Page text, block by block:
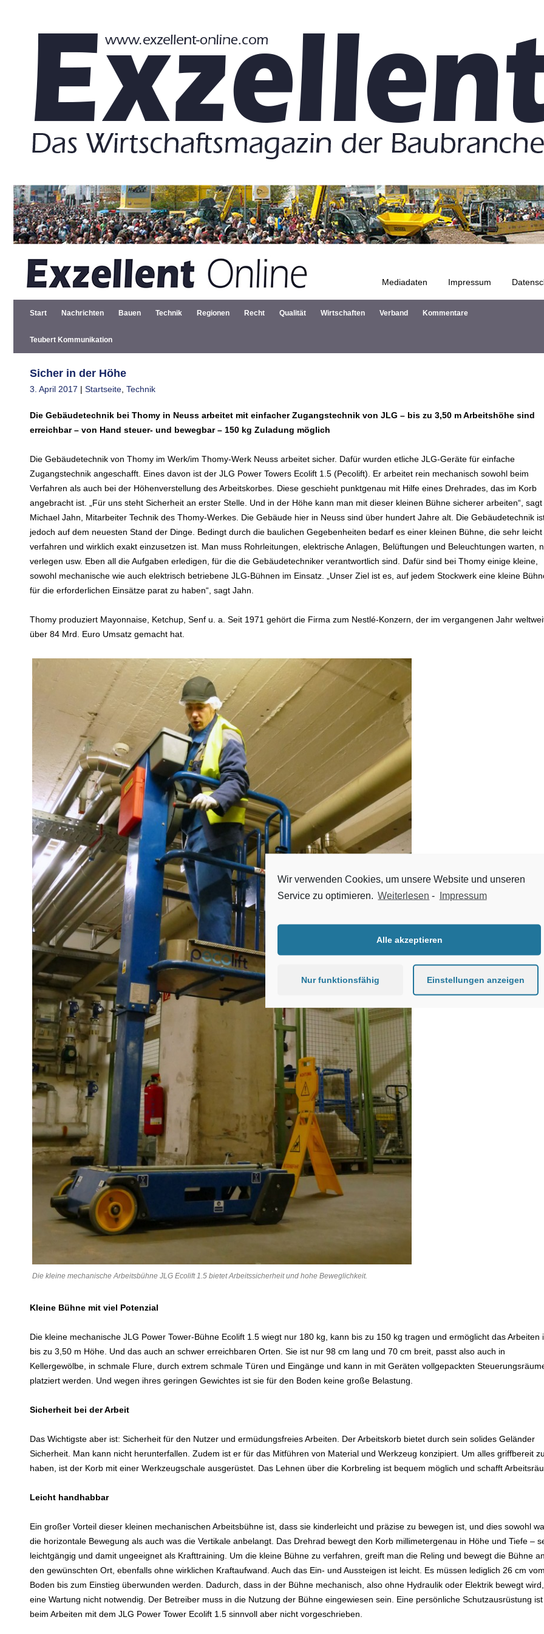
Mediadaten Impressum
Zum Inhalt springen
Start Nachrichten Bauen Technik Regionen Recht Qualität Wirtschaften Verband Kommentare
Teubert Kommunikation
Sicher in der Höhe
3. April 2017 | Startseite Technik
Die Gebäudetechnik bei Thomy in Neuss arbeitet mit einfacher Zugangstechnik von JLG – bis zu 3,50 m Arbeitshöhe sind
erreichbar – von Hand steuer- und bewegbar – 150 kg Zuladung möglich
Die Gebäudetechnik von Thomy im Werk/im Thomy-Werk Neuss arbeitet sicher. Dafür wurden etliche JLG-Geräte für einfache
Zugangstechnik angeschafft. Eines davon ist der JLG Power Towers Ecolift 1.5 (Pecolift). Er arbeitet rein mechanisch sowohl beim
Verfahren als auch bei der Höhenverstellung des Arbeitskorbes. Diese geschieht punktgenau mit Hilfe eines Drehrades, das im Korb
angebracht ist. „Für uns steht Sicherheit an erster Stelle. Und in der Höhe kann man mit dieser kleinen Bühne sicherer arbeiten“, sagt
Michael Jahn, Mitarbeiter Technik des Thomy-Werkes. Die Gebäude hier in Neuss sind über hundert Jahre alt. Die Gebäudetechnik
jedoch auf dem neuesten Stand der Dinge. Bedingt durch die baulichen Gegebenheiten bedarf es einer kleinen Bühne, die sehr leicht
verfahren und wirklich exakt einzusetzen ist. Man muss Rohrleitungen, elektrische Anlagen, Belüftungen und Beleuchtungen warten,
verlegen usw. Eben all die Aufgaben erledigen, für die die Gebäudetechniker verantwortlich sind. Dafür sind bei Thomy einige kleine,
sowohl mechanische wie auch elektrisch betriebene JLG-Bühnen im Einsatz. „Unser Ziel ist es, auf jedem Stockwerk eine kleine
für die erforderlichen Einsätze parat zu haben“, sagt Jahn.
Thomy produziert Mayonnaise, Ketchup, Senf u. a. Seit 1971 gehört die Firma zum Nestlé-Konzern, der im vergangenen Jahr
über 84 Mrd. Euro Umsatz gemacht hat.
Die kleine mechanische Arbeitsbühne JLG Ecolift 1.5 bietet Arbeitssicherheit und hohe Beweglichkeit.
Kleine Bühne mit viel Potenzial
Die kleine mechanische JLG Power Tower-Bühne Ecolift 1.5 wiegt nur 180 kg, kann bis zu 150 kg tragen und ermöglicht das Arbeiten
bis zu 3,50 m Höhe. Und das auch an schwer erreichbaren Orten. Sie ist nur 98 cm lang und 70 cm breit, passt also auch in
Kellergewölbe, in schmale Flure, durch extrem schmale Türen und Eingänge und kann in mit Geräten vollgepackten
platziert werden. Und wegen ihres geringen Gewichtes ist sie für den Boden keine große Belastung.
Sicherheit bei der Arbeit
Das Wichtigste aber ist: Sicherheit für den Nutzer und ermüdungsfreies Arbeiten. Der Arbeitskorb bietet durch sein solides Geländer
Sicherheit. Man kann nicht herunterfallen. Zudem ist er für das Mitführen von Material und Werkzeug konzipiert. Um alles griffbereit zu
haben, ist der Korb mit einer Werkzeugschale ausgerüstet. Das Lehnen über die Korbreling ist bequem möglich und schafft
Leicht handhabbar
Ein großer Vorteil dieser kleinen mechanischen Arbeitsbühne ist, dass sie kinderleicht und präzise zu bewegen ist, und dies sowohl
die horizontale Bewegung als auch was die Vertikale anbelangt. Das Drehrad bewegt den Korb millimetergenau in Höhe und Tiefe –
leichtgängig und damit ungeeignet als Krafttraining. Um die kleine Bühne zu verfahren, greift man die Reling und bewegt die Bühne an
den gewünschten Ort, ebenfalls ohne wirklichen Kraftaufwand. Auch das Ein- und Aussteigen ist leicht. Es müssen lediglich 26 cm vom
Boden bis zum Einstieg überwunden werden. Dadurch, dass in der Bühne mechanisch, also ohne Hydraulik oder Elektrik bewegt
eine Wartung nicht notwendig. Der Betreiber muss in die Nutzung der Bühne eingewiesen sein. Eine persönliche Schutzausrüstung ist
beim Arbeiten mit dem JLG Power Tower Ecolift 1.5 sinnvoll aber nicht vorgeschrieben.
Wir verwenden Cookies, um unsere Website und unseren
Service zu optimieren. Weiterlesen - Impressum
Alle akzeptieren
Nur funktionsfähig Einstellungen anzeigen